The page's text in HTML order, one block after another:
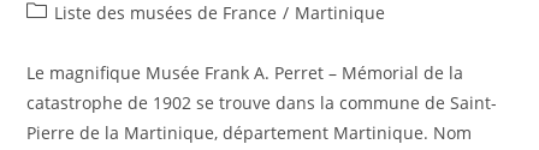
Liste des musées de France / Martinique
Le magnifique Musée Frank A. Perret – Mémorial de la
catastrophe de 1902 se trouve dans la commune de Saint-
Pierre de la Martinique, département Martinique. Nom